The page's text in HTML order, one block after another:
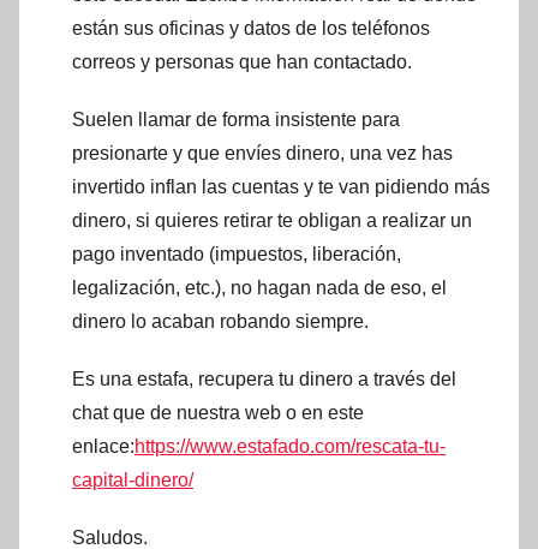
están sus oficinas y datos de los teléfonos
correos y personas que han contactado.
Suelen llamar de forma insistente para
presionarte y que envíes dinero, una vez has
invertido inflan las cuentas y te van pidiendo más
dinero, si quieres retirar te obligan a realizar un
pago inventado (impuestos, liberación,
legalización, etc.), no hagan nada de eso, el
dinero lo acaban robando siempre.
Es una estafa, recupera tu dinero a través del
chat que de nuestra web o en este
enlace:https://www.estafado.com/rescata-tu-
capital-dinero/
Saludos.